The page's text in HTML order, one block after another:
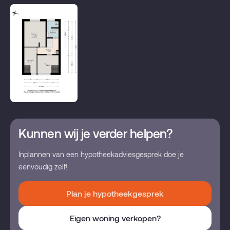
Garagetypes
Kunnen wij je verder helpen?
Inplannen van een hypotheekadviesgesprek doe je
eenvoudig zelf!
Plan je hypotheekgesprek
Eigen woning verkopen?